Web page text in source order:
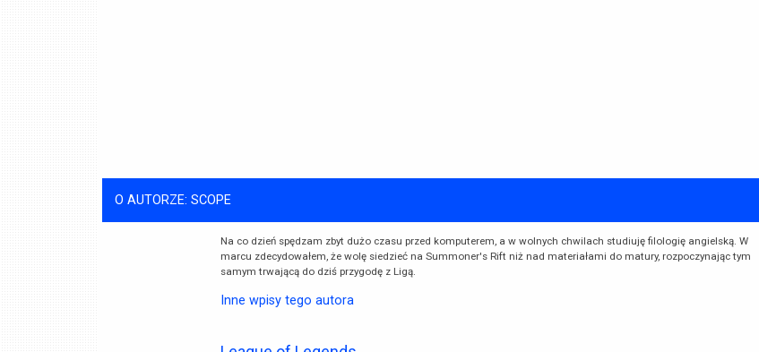
O AUTORZE: SCOPE
Na co dzień spędzam zbyt dużo czasu przed komputerem, a w wolnych chwilach studiuję filologię angielską. W
marcu zdecydowałem, że wolę siedzieć na Summoner's Rift niż nad materiałami do matury, rozpoczynając tym
samym trwającą do dziś przygodę z Ligą.
Inne wpisy tego autora